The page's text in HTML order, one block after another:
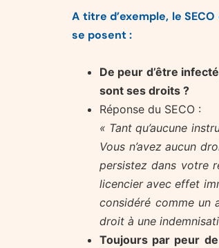
A titre d’exemple, le
se posent :
De peur d’être
sont ses droits ?
Réponse du SECO :
« Tant qu’aucune
Vous n’avez aucun
persistez dans votre
licencier avec effet
considéré comme un
droit à une
Toujours par peur